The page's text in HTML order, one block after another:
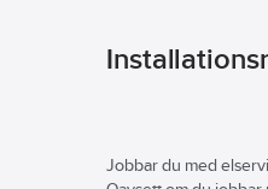
Jobbar du med